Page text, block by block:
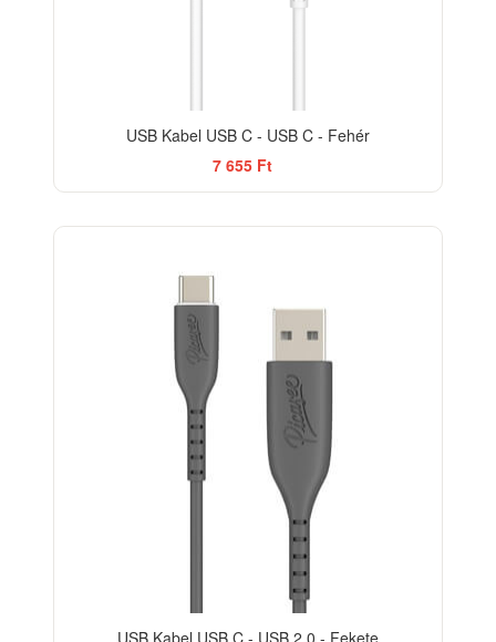
USB Kabel USB C - USB C - Fehér
7 655 Ft